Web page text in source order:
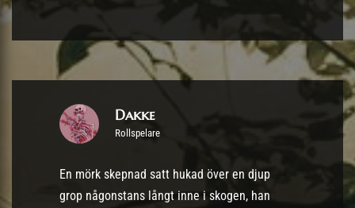
Dakke
Rollspelare
En mörk skepnad satt hukad över en djup
grop någonstans långt inne i skogen, han